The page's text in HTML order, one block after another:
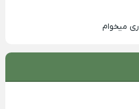
میخوام